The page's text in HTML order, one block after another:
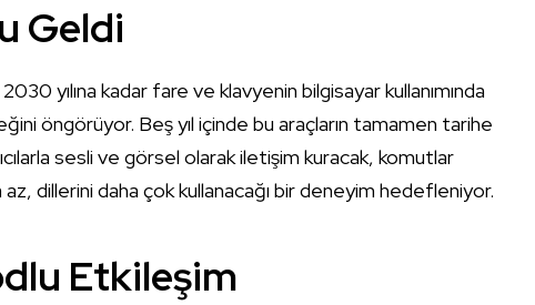
Geldi
yılına kadar fare ve klavyenin bilgisayar kullanımında
öngörüyor. Beş yıl içinde bu araçların tamamen tarihe
sesli ve görsel olarak iletişim kuracak, komutlar
az, dillerini daha çok kullanacağı bir deneyim hedefleniyor.
Etkileşim